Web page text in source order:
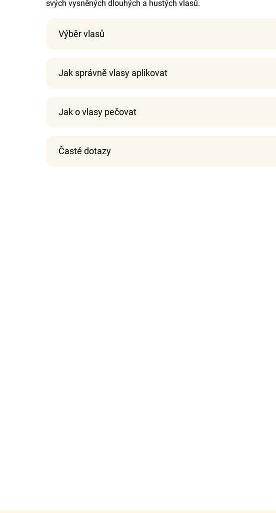
svých vysněných dlouhých a hustých vlasů.
Výběr vlasů
Jak správně vlasy aplikovat
Jak o vlasy pečovat
Časté dotazy